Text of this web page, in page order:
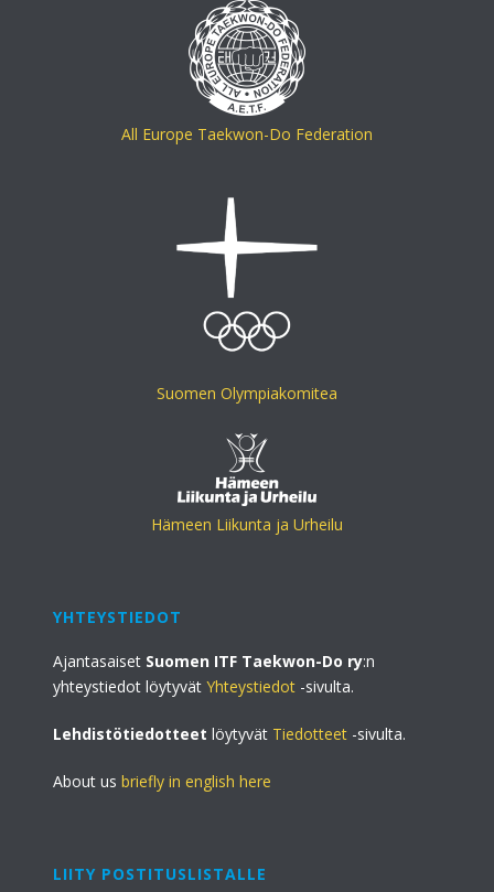
All Europe Taekwon-Do Federation
Suomen Olympiakomitea
Hämeen Liikunta ja Urheilu
YHTEYSTIEDOT
Ajantasaiset Suomen ITF Taekwon-Do ry:n
yhteystiedot löytyvätYhteystiedot -sivulta.
Lehdistötiedotteet löytyvät Tiedotteet -sivulta.
About usbriefly in english here
LIITY POSTITUSLISTALLE